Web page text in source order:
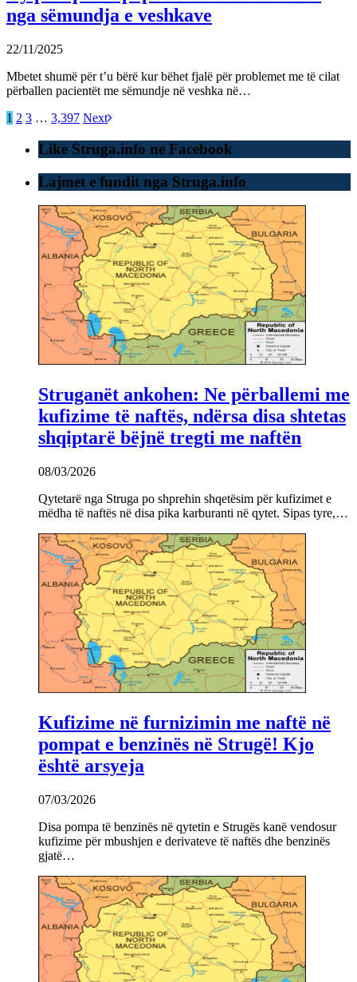
nga sëmundja e veshkave
22/11/2025
Mbetet shumë për t’u bërë kur bëhet fjalë për problemet me të cilat
përballen pacientët me sëmundje në veshka në…
1 2 3 … 3,397 Next
Like Struga.info ne Facebook
Lajmet e fundit nga Struga.info
Struganët ankohen: Ne përballemi me
kufizime të naftës, ndërsa disa shtetas
shqiptarë bëjnë tregti me naftën
08/03/2026
Qytetarë nga Struga po shprehin shqetësim për kufizimet e
mëdha të naftës në disa pika karburanti në qytet. Sipas tyre,…
Kufizime në furnizimin me naftë në
pompat e benzinës në Strugë! Kjo
është arsyeja
07/03/2026
Disa pompa të benzinës në qytetin e Strugës kanë vendosur
kufizime për mbushjen e derivateve të naftës dhe benzinës
gjatë…